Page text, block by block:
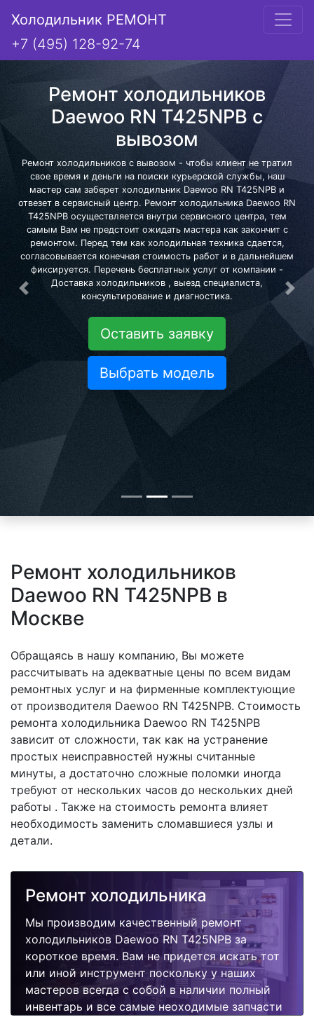
Холодильник РЕМОНТ
+7 (495) 128-92-74
Ремонт холодильников
Daewoo RN T425NPB с
вывозом
Ремонт холодильников с вывозом - чтобы клиент не тратил
свое время и деньги на поиски курьерской службы, наш
мастер сам заберет холодильник Daewoo RN T425NPB и
отвезет в сервисный центр. Ремонт холодильника Daewoo RN
T425NPB осуществляется внутри сервисного центра, тем
самым Вам не предстоит ожидать мастера как закончит с
ремонтом. Перед тем как холодильная техника сдается,
согласовывается конечная стоимость работ и в дальнейшем
фиксируется. Перечень бесплатных услуг от компании -
Доставка холодильников , выезд специалиста,
консультирование и диагностика.
Оставить заявку
Выбрать модель
Предыдущая
Ремонт холодильников
Daewoo RN T425NPB в
Москве
Обращаясь в нашу компанию, Вы можете
рассчитывать на адекватные цены по всем видам
ремонтных услуг и на фирменные комплектующие
от производителя Daewoo RN T425NPB. Стоимость
ремонта холодильника Daewoo RN T425NPB
зависит от сложности, так как на устранение
простых неисправностей нужны считанные
минуты, а достаточно сложные поломки иногда
требуют от нескольких часов до нескольких дней
работы . Также на стоимость ремонта влияет
необходимость заменить сломавшиеся узлы и
детали.
Ремонт холодильника
Мы производим качественный ремонт
холодильников Daewoo RN T425NPB за
короткое время. Вам не придется искать тот
или иной инструмент поскольку у наших
мастеров всегда с собой в наличии полный
инвентарь и все самые неоходимые запчасти